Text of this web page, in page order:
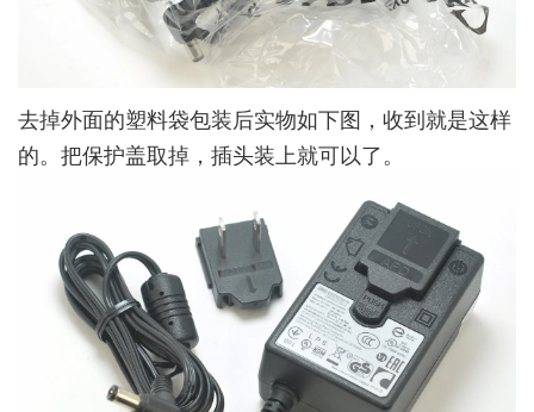
去掉外面的塑料袋包装后实物如下图，收到就是这样
的。把保护盖取掉，插头装上就可以了。